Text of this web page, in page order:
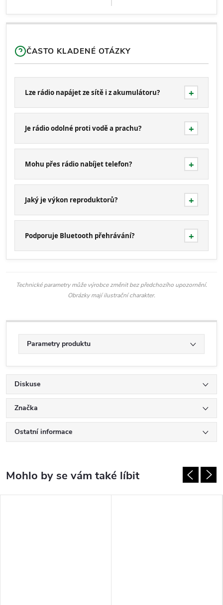
ČASTO KLADENÉ OTÁZKY
Lze rádio napájet ze sítě i z akumulátoru?
Je rádio odolné proti vodě a prachu?
Mohu přes rádio nabíjet telefon?
Jaký je výkon reproduktorů?
Podporuje Bluetooth přehrávání?
Technické parametry může výrobce změnit bez předchozího upozornění.
Obrázky mají ilustrační charakter.
Parametry produktu
Diskuse
Značka
Ostatní informace